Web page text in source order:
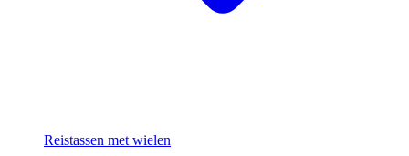
Reistassen met wielen